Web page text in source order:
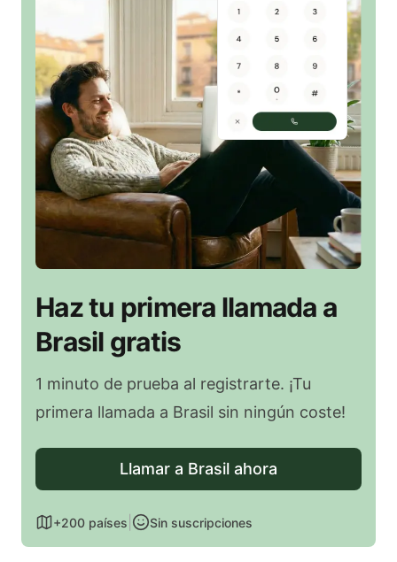
Haz tu primera llamada a
Brasil gratis
1 minuto de prueba al registrarte. ¡Tu
primera llamada a Brasil sin ningún coste!
Llamar a Brasil ahora
+200 países Sin suscripciones